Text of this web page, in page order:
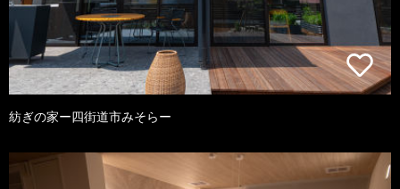
紡ぎの家ー四街道市みそらー